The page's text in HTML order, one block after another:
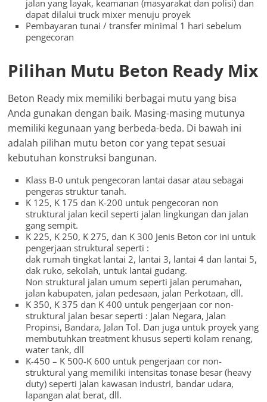
jalan yang layak, keamanan (masyarakat dan polisi) dan
dapat dilalui truck mixer menuju proyek
Pembayaran tunai / transfer minimal 1 hari sebelum
pengecoran
Pilihan Mutu Beton Ready Mix
Beton Ready mix memiliki berbagai mutu yang bisa
Anda gunakan dengan baik. Masing-masing mutunya
memiliki kegunaan yang berbeda-beda. Di bawah ini
adalah pilihan mutu beton cor yang tepat sesuai
kebutuhan konstruksi bangunan.
Klass B-0 untuk pengecoran lantai dasar atau sebagai
pengeras struktur tanah.
K 125, K 175 dan K-200 untuk pengecoran non
struktural jalan kecil seperti jalan lingkungan dan jalan
gang sempit.
K 225, K 250, K 275, dan K 300 Jenis Beton cor ini untuk
pengerjaan struktural seperti :
dak rumah tingkat lantai 2, lantai 3, lantai 4 dan lantai 5,
dak ruko, sekolah, untuk lantai gudang.
Non struktural jalan umum seperti jalan perumahan,
jalan kabupaten, jalan pedesaan, jalan Perkotaan, dll.
K 350, K 375 dan K 400 untuk pengerjaan cor non-
struktural jalan besar seperti : Jalan Negara, Jalan
Propinsi, Bandara, Jalan Tol. Dan juga untuk proyek yang
membutuhkan treatment khusus seperti kolam renang,
water tank, dll
K-450 – K 500-K 600 untuk pengerjaan cor non-
struktural yang memiliki intensitas tonase besar (heavy
duty) seperti jalan kawasan industri, bandar udara,
lapangan alat berat, dll.